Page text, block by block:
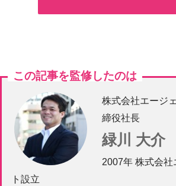
この記事を監修したのは
株式会社エージ
締役社長
緑川 大介
2007年 株式会
ト設立